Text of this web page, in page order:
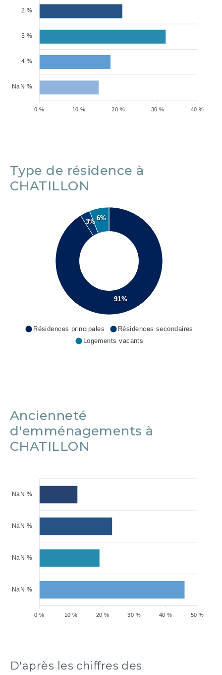
2 %
3 %
4 %
NaN %
40 %
30 %
20 %
10 %
0 %
Type de résidence à
CHATILLON
91%
3%
6%
Résidences principales
Résidences secondaires
Logements vacants
Ancienneté
d'emménagements à
CHATILLON
NaN %
NaN %
NaN %
NaN %
50 %
40 %
30 %
20 %
10 %
0 %
D'après les chiffres des